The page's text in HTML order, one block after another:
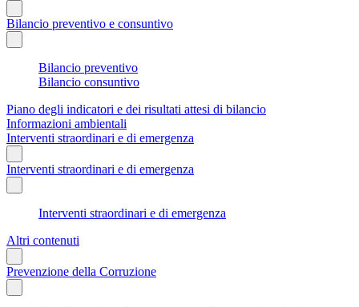
Bilancio preventivo e consuntivo
Bilancio preventivo
Bilancio consuntivo
Piano degli indicatori e dei risultati attesi di bilancio
Informazioni ambientali
Interventi straordinari e di emergenza
Interventi straordinari e di emergenza
Interventi straordinari e di emergenza
Altri contenuti
Prevenzione della Corruzione